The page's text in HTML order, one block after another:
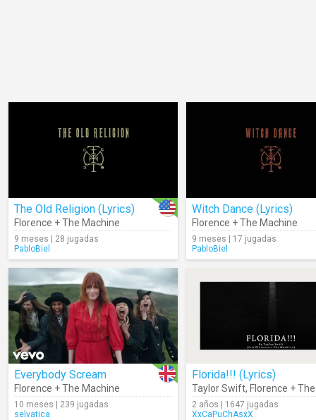
The Old Religion (Lyrics)
Florence + The Machine
9 meses | 28 jugadas
PabloBiel
Witch Dance (Lyrics)
Florence + The Machine
9 meses | 17 jugadas
PabloBiel
Everybody Scream
Florence + The Machine
10 meses | 239 jugadas
selvatica
Florida!!! (Lyrics)
Taylor Swift, Florence + The
2 años | 1647 jugadas
XxCaPuChAsxX